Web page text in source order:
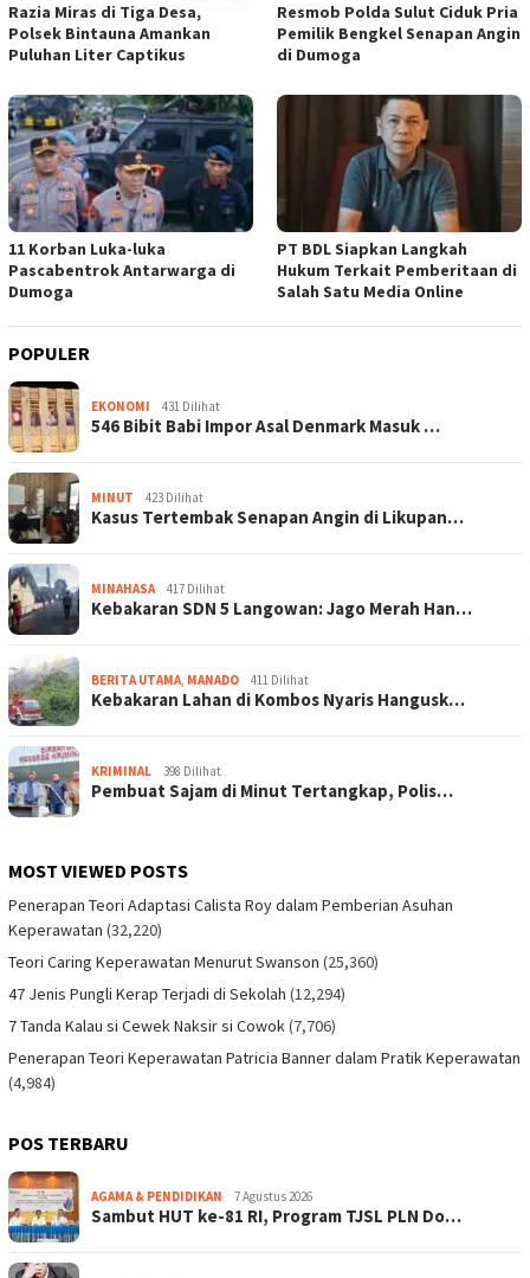
Razia Miras di Tiga Desa,
Polsek Bintauna Amankan
Puluhan Liter Captikus
Resmob Polda Sulut Ciduk Pria
Pemilik Bengkel Senapan Angin
di Dumoga
11 Korban Luka-luka
Pascabentrok Antarwarga di
Dumoga
PT BDL Siapkan Langkah
Hukum Terkait Pemberitaan di
Salah Satu Media Online
POPULER
EKONOMI 431 Dilihat
546 Bibit Babi Impor Asal Denmark Masuk …
MINUT 423 Dilihat
Kasus Tertembak Senapan Angin di Likupan…
MINAHASA 417 Dilihat
Kebakaran SDN 5 Langowan: Jago Merah Han…
BERITA UTAMA, MANADO 411 Dilihat
Kebakaran Lahan di Kombos Nyaris Hangusk…
KRIMINAL 398 Dilihat
Pembuat Sajam di Minut Tertangkap, Polis…
MOST VIEWED POSTS
Penerapan Teori Adaptasi Calista Roy dalam Pemberian Asuhan
Keperawatan (32,220)
Teori Caring Keperawatan Menurut Swanson (25,360)
47 Jenis Pungli Kerap Terjadi di Sekolah (12,294)
7 Tanda Kalau si Cewek Naksir si Cowok(7,706)
Penerapan Teori Keperawatan Patricia Banner dalam Pratik Keperawatan
(4,984)
POS TERBARU
AGAMA & PENDIDIKAN 7 Agustus 2026
Sambut HUT ke-81 RI, Program TJSL PLN Do…